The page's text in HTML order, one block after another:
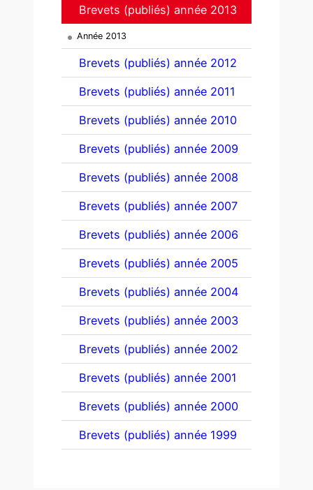
Brevets (publiés) année 2013
Année 2013
Brevets (publiés) année 2012
Brevets (publiés) année 2011
Brevets (publiés) année 2010
Brevets (publiés) année 2009
Brevets (publiés) année 2008
Brevets (publiés) année 2007
Brevets (publiés) année 2006
Brevets (publiés) année 2005
Brevets (publiés) année 2004
Brevets (publiés) année 2003
Brevets (publiés) année 2002
Brevets (publiés) année 2001
Brevets (publiés) année 2000
Brevets (publiés) année 1999